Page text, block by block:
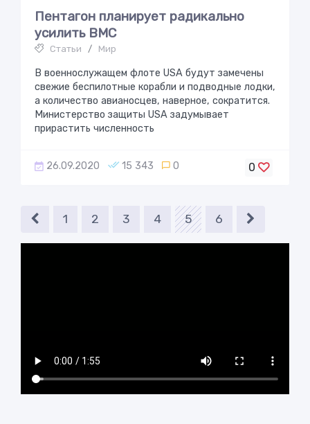
Пентагон планирует радикальнo
усилить ВМС
Статьи / Мир
В военнослужащем флоте USA будут замечены
свежие беспилотные корабли и подводные лодки,
а количество авианосцев, наверное, сократится.
Министерство защиты USA задумывает
прирастить численность
26.09.2020 15 343 0 0
1 2 3 4 5 6